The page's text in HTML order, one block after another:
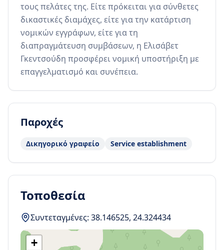
τους πελάτες της. Είτε πρόκειται για σύνθετες
δικαστικές διαμάχες, είτε για την κατάρτιση
νομικών εγγράφων, είτε για τη
διαπραγμάτευση συμβάσεων, η Ελισάβετ
Γκεντσούδη προσφέρει νομική υποστήριξη με
επαγγελματισμό και συνέπεια.
Παροχές
Δικηγορικό γραφείο Service establishment
Τοποθεσία
Συντεταγμένες: 38.146525, 24.324434
+